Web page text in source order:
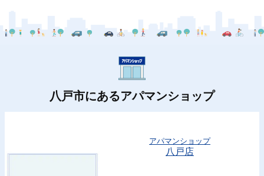
八戸市にあるアパマンショップ
アパマンショップ
八戸店